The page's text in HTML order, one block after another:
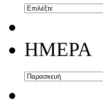
ΗΜΕΡΑ